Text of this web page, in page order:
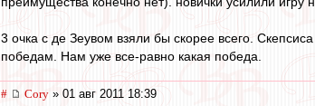
3 очка с де Зеувом взяли бы скорее всего.
победам. Нам уже все-равно какая победа.
# Cory » 01 авг 2011 18:39